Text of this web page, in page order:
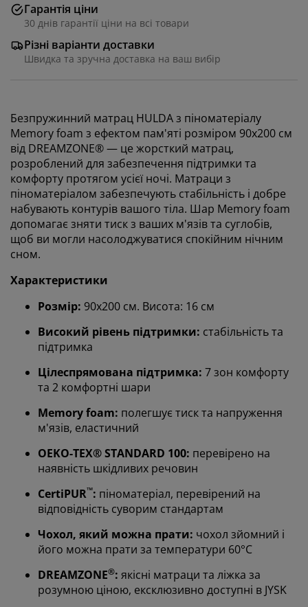
Гарантія ціни
30 днів гарантії ціни на всі товари
Різні варіанти доставки
Швидка та зручна доставка на ваш вибір
Безпружинний матрац HULDA з піноматеріалу
Memory foam з ефектом пам'яті розміром 90x200 см
від DREAMZONE® — це жорсткий матрац,
розроблений для забезпечення підтримки та
комфорту протягом усієї ночі. Матраци з
піноматеріалом забезпечують стабільність і добре
набувають контурів вашого тіла. Шар Memory foam
допомагає зняти тиск з ваших м'язів та суглобів,
щоб ви могли насолоджуватися спокійним нічним
сном.
Характеристики
Розмір: 90х200 см. Висота: 16 см
Високий рівень підтримки: стабільність та
підтримка
Цілеспрямована підтримка: 7 зон комфорту
та 2 комфортні шари
Memory foam: полегшує тиск та напруження
м'язів, еластичний
OEKO-TEX® STANDARD 100: перевірено на
наявність шкідливих речовин
CertiPUR™: піноматеріал, перевірений на
відповідність суворим стандартам
Чохол, який можна прати: чохол зйомний і
його можна прати за температури 60°C
DREAMZONE®: якісні матраци та ліжка за
розумною ціною, ексклюзивно доступні в JYSK
Ми персоналізуємо ваш досвід
В JYSK ми використовуємо файли cookie та мобільні